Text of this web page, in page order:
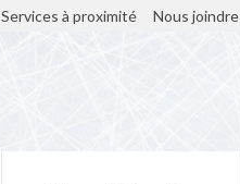
Services à proximité Nous joindre